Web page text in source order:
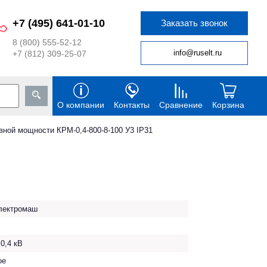
+7 (495) 641-01-10
8 (800) 555-52-12
+7 (812) 309-25-07
Заказать звонок
info@ruselt.ru
О компании Контакты Сравнение Корзина
мощности КРМ-0,4-800-8-100 У3 IP31
кВ